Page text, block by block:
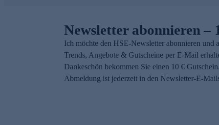
Newsletter abonnieren –
Ich möchte den HSE-Newsletter abonnieren und
Trends, Angebote & Gutscheine per E-Mail
Dankeschön bekommen Sie einen 10 €
Abmeldung ist jederzeit in den Newsletter-E-